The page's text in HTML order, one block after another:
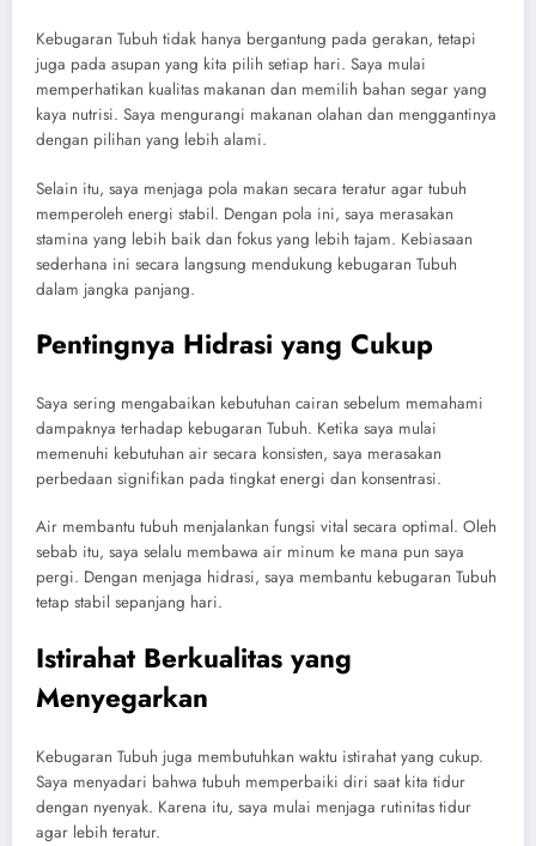
Kebugaran Tubuh tidak hanya bergantung pada gerakan, tetapi
juga pada asupan yang kita pilih setiap hari. Saya mulai
memperhatikan kualitas makanan dan memilih bahan segar yang
kaya nutrisi. Saya mengurangi makanan olahan dan menggantinya
dengan pilihan yang lebih alami.
Selain itu, saya menjaga pola makan secara teratur agar tubuh
memperoleh energi stabil. Dengan pola ini, saya merasakan
stamina yang lebih baik dan fokus yang lebih tajam. Kebiasaan
sederhana ini secara langsung mendukung kebugaran Tubuh
dalam jangka panjang.
Pentingnya Hidrasi yang Cukup
Saya sering mengabaikan kebutuhan cairan sebelum memahami
dampaknya terhadap kebugaran Tubuh. Ketika saya mulai
memenuhi kebutuhan air secara konsisten, saya merasakan
perbedaan signifikan pada tingkat energi dan konsentrasi.
Air membantu tubuh menjalankan fungsi vital secara optimal. Oleh
sebab itu, saya selalu membawa air minum ke mana pun saya
pergi. Dengan menjaga hidrasi, saya membantu kebugaran Tubuh
tetap stabil sepanjang hari.
Istirahat Berkualitas yang
Menyegarkan
Kebugaran Tubuh juga membutuhkan waktu istirahat yang cukup.
Saya menyadari bahwa tubuh memperbaiki diri saat kita tidur
dengan nyenyak. Karena itu, saya mulai menjaga rutinitas tidur
agar lebih teratur.